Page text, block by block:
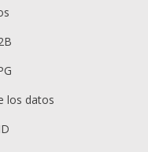
los datos